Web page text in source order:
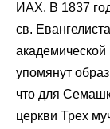
ИАХ. В 1837
св.
академической
упомянут
что для
церкви Трех